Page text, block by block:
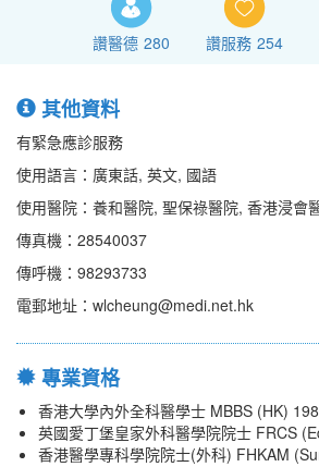
讚醫德 280 讚服務 254
其他資料
有緊急應診服務
使用語言：廣東話, 英文, 國語
使用醫院：養和醫院, 聖保祿醫院, 香港浸會
傳真機：28540037
傳呼機：98293733
電郵地址：wlcheung@medi.net.hk
專業資格
香港大學內外全科醫學士 MBBS (HK)
英國愛丁堡皇家外科醫學院院士 FRCS
香港醫學專科學院院士(外科) FHKAM